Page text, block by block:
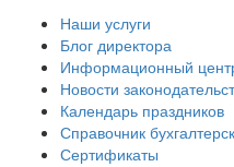
Наши услуги
Блог директора
Информационный
Новости
Календарь праздников
Справочник
Сертификаты